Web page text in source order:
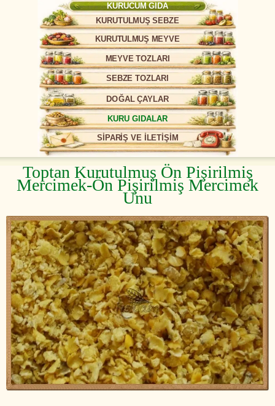
KURUCUM GIDA
KURUTULMUŞ SEBZE
KURUTULMUŞ MEYVE
MEYVE TOZLARI
SEBZE TOZLARI
DOĞAL ÇAYLAR
KURU GIDALAR
SİPARİŞ VE İLETİŞİM
Toptan Kurutulmuş Ön Pişirilmiş
Mercimek-Ön Pişirilmiş Mercimek
Unu